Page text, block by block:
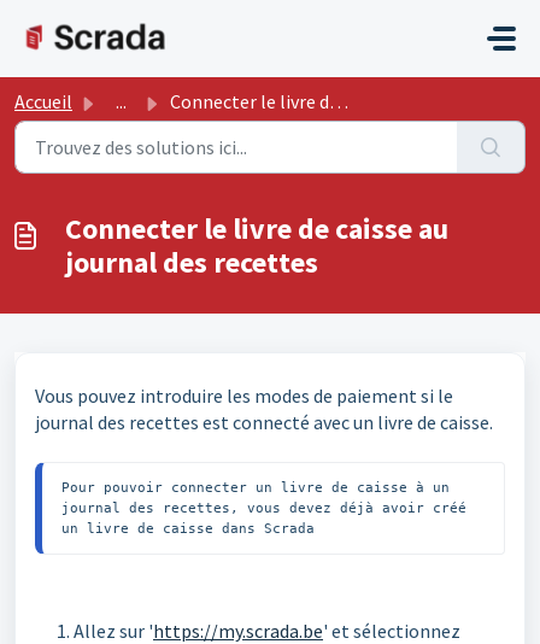
Accueil ... Connecter le livre de caisse au journal des recettes
Connecter le livre de caisse au
journal des recettes
Vous pouvez introduire les modes de paiement si le
journal des recettes est connecté avec un livre de caisse.
Pour pouvoir connecter un livre de caisse à un
journal des recettes, vous devez déjà avoir créé
un livre de caisse dans Scrada
Allez sur 'https://my.scrada.be' et sélectionnez